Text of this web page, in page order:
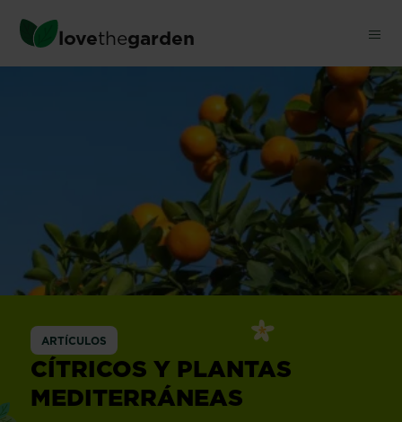
contenido
principal
lovethegarden
ARTÍCULOS
CÍTRICOS Y PLANTAS
MEDITERRÁNEAS